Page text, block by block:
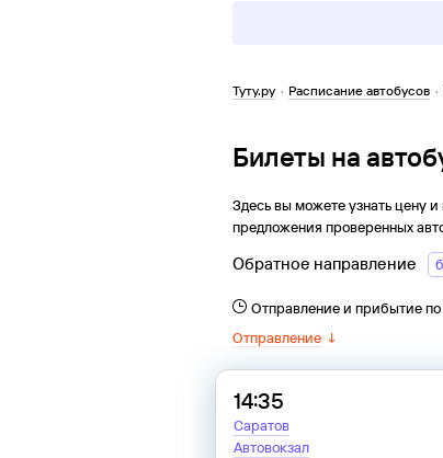
Туту.ру · Расписание автобусов ·
Билеты на
Здесь вы можете узнать цену и
предложения проверенных
Обратное направление
Отправление и прибытие
Отправление ↓
14:35
Саратов
Автовокзал